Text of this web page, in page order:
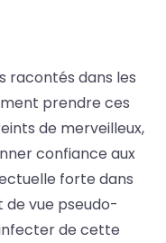
racontés dans les
prendre ces
de merveilleux,
confiance aux
forte dans
vue pseudo-
de cette